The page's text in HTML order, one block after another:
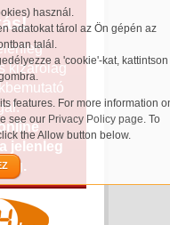
használ.
adatokat tárol az Ön gépén az
talál.
a 'cookie'-kat, kattintson
features. For more information
see our Privacy Policy page. To
the Allow button below.
kizárólag
jelenleg